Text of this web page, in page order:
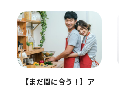
【まだ間に合う！】ア